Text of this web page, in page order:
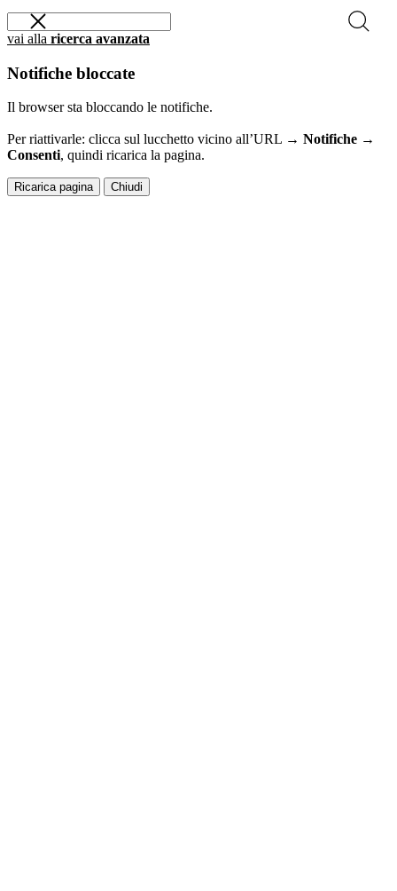
vai alla ricerca avanzata
Notifiche bloccate
Il browser sta bloccando le notifiche.
Per riattivarle: clicca sul lucchetto vicino all’URL → Notifiche →
Consenti, quindi ricarica la pagina.
Ricarica pagina Chiudi